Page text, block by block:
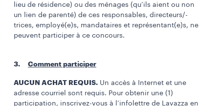
lieu de résidence) ou des ménages (qu’ils aient ou non
un lien de parenté) de ces responsables, directeurs/-
trices, employé(e)s, mandataires et représentant(e)s, ne
peuvent participer à ce concours.
3. Comment participer
AUCUN ACHAT REQUIS. Un accès à Internet et une
adresse courriel sont requis. Pour obtenir une (1)
participation, inscrivez-vous à l’infolettre de Lavazza en